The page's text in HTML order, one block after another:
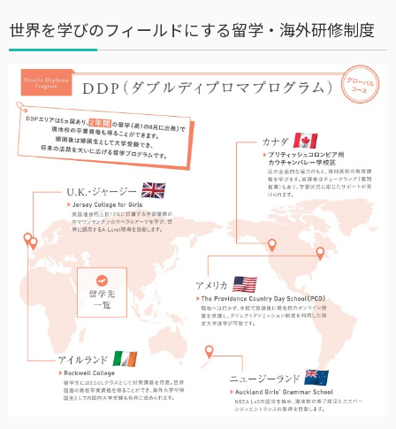
世界を学びのフィールドにする留学・海外研修制度